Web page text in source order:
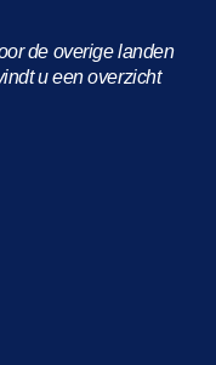
de overige landen
u een overzicht